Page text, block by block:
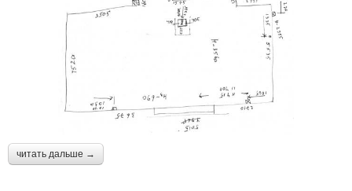
читать дальше →